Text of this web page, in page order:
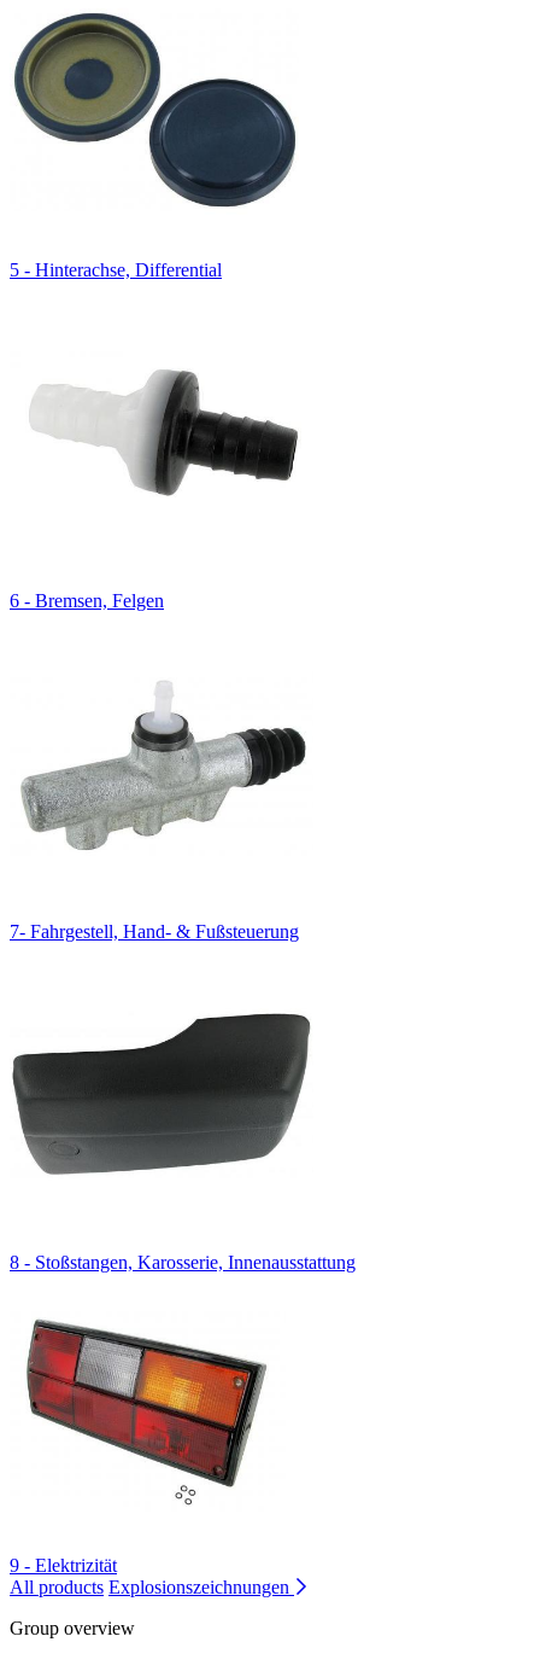
5 - Hinterachse, Differential
6 - Bremsen, Felgen
7- Fahrgestell, Hand- & Fußsteuerung
8 - Stoßstangen, Karosserie, Innenausstattung
9 - Elektrizität
All products Explosionszeichnungen
Group overview